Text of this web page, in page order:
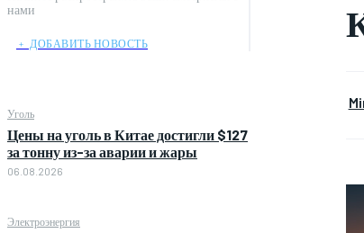
нами
﹢ ДОБАВИТЬ НОВОСТЬ
Уголь
Цены на уголь в Китае достигли $127
за тонну из-за аварии и жары
06.08.2026
Электроэнергия